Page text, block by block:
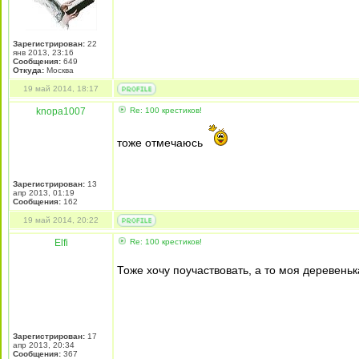
Зарегистрирован: 22
янв 2013, 23:16
Сообщения: 649
Откуда: Москва
19 май 2014, 18:17
knopa1007
Зарегистрирован: 13
апр 2013, 01:19
Сообщения: 162
Re: 100 крестиков!
тоже отмечаюсь
19 май 2014, 20:22
Elfi
Зарегистрирован: 17
апр 2013, 20:34
Сообщения: 367
Re: 100 крестиков!
Тоже хочу поучаствовать, а то моя